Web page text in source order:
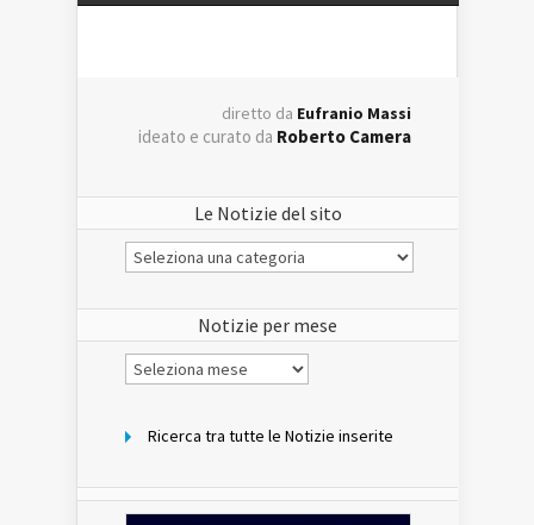
diretto da Eufranio Massi
ideato e curato da Roberto Camera
Le Notizie del sito
Le
Notizie
Notizie per mese
Notizie
per
Ricerca tra tutte le Notizie inserite